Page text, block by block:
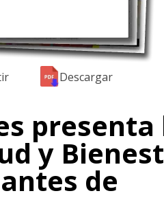
Descargar
presenta
y
de